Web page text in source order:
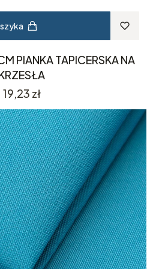
PIANKA TAPICERSKA NA
Cena
19,23 zł